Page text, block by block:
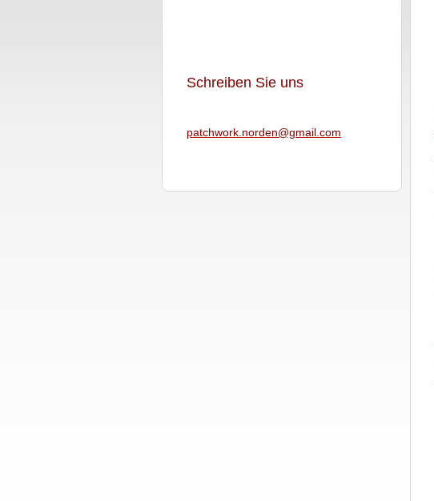
Schreiben Sie uns
patchwork.norden@gmail.com